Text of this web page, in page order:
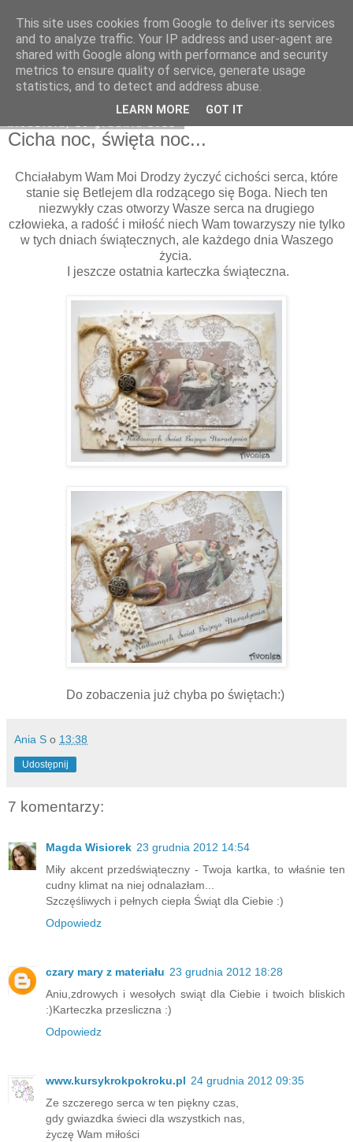
Natchnienia z Avonlea
Cicha noc, święta noc...
Chciałabym Wam Moi Drodzy życzyć cichości serca, które
stanie się Betlejem dla rodzącego się Boga. Niech ten
niezwykły czas otworzy Wasze serca na drugiego
człowieka, a radość i miłość niech Wam towarzyszy nie tylko
w tych dniach świątecznych, ale każdego dnia Waszego
życia.
I jeszcze ostatnia karteczka świąteczna.
Do zobaczenia już chyba po świętach:)
Ania S o 13:38
Udostępnij
7 komentarzy:
Magda Wisiorek 23 grudnia 2012 14:54
Miły akcent przedświąteczny - Twoja kartka, to właśnie ten
cudny klimat na niej odnalazłam...
Szczęśliwych i pełnych ciepła Świąt dla Ciebie :)
Odpowiedz
czary mary z materiału 23 grudnia 2012 18:28
Aniu,zdrowych i wesołych swiąt dla Ciebie i twoich bliskich
:)Karteczka przesliczna :)
Odpowiedz
www.kursykrokpokroku.pl 24 grudnia 2012 09:35
Ze szczerego serca w ten piękny czas,
gdy gwiazdka świeci dla wszystkich nas,
życzę Wam miłości
This site uses cookies from Google to deliver its services
and to analyze traffic. Your IP address and user-agent are
shared with Google along with performance and security
metrics to ensure quality of service, generate usage
statistics, and to detect and address abuse.
LEARN MORE GOT IT